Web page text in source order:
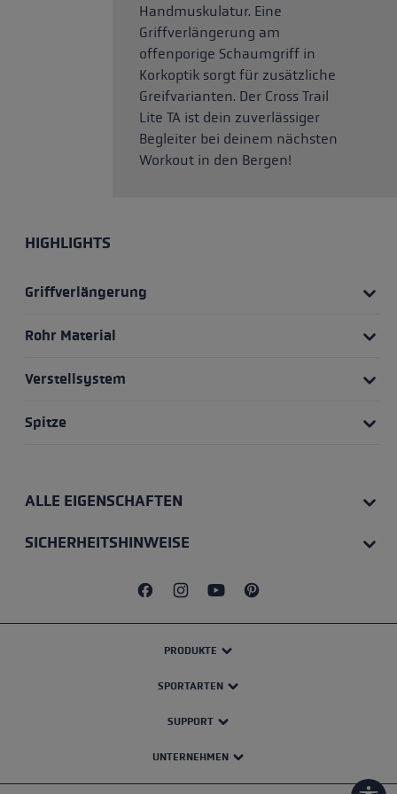
Handmuskulatur. Eine
Griffverlängerung am
offenporige Schaumgriff in
Korkoptik sorgt für zusätzliche
Greifvarianten. Der Cross Trail
Lite TA ist dein zuverlässiger
Begleiter bei deinem nächsten
Workout in den Bergen!
HIGHLIGHTS
Griffverlängerung
Rohr Material
Verstellsystem
Spitze
ALLE EIGENSCHAFTEN
SICHERHEITSHINWEISE
PRODUKTE
SPORTARTEN
SUPPORT
UNTERNEHMEN